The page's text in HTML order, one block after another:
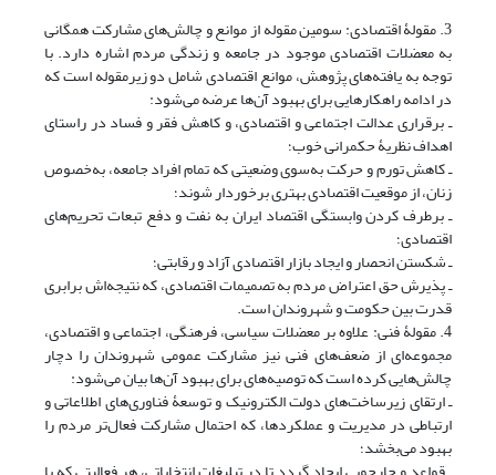
3. مقولۀ اقتصادی: سومین مقوله از موانع و چالش‌های مشارکت همگانی
به معضلات اقتصادی موجود در جامعه و زندگی مردم اشاره دارد. با
توجه به یافته‌های پژوهش، موانع اقتصادی شامل دو زیرمقوله است که
در ادامه راهکارهایی برای بهبود آن‌ها عرضه می‌شود:
ـ برقراری عدالت اجتماعی و اقتصادی، و کاهش فقر و فساد در راستای
اهداف نظریۀ حکمرانی خوب؛
ـ کاهش تورم و حرکت به‌سوی وضعیتی که تمام افراد جامعه، به‌خصوص
زنان، از موقعیت اقتصادی بهتری برخوردار شوند؛
ـ برطرف کردن وابستگی اقتصاد ایران به نفت و دفع تبعات تحریم‌های
اقتصادی؛
ـ شکستن انحصار و ایجاد بازار اقتصادی آزاد و رقابتی؛
ـ پذیرش حق اعتراض مردم به تصمیمات اقتصادی، که نتیجه‌اش برابری
قدرت بین حکومت و شهروندان است.
4. مقولۀ فنی: علاوه بر معضلات سیاسی، فرهنگی، اجتماعی و اقتصادی،
مجموعه‌ای از ضعف‌های فنی نیز مشارکت عمومی شهروندان را دچار
چالش‌هایی کرده است که توصیه‌های برای بهبود آن‌ها بیان می‌شود:
ـ ارتقای زیرساخت‌های دولت الکترونیک و توسعۀ فناوری‌های اطلاعاتی و
ارتباطی در مدیریت و عملکردها، که احتمال مشارکت فعال‌تر مردم را
بهبود می‌بخشد؛